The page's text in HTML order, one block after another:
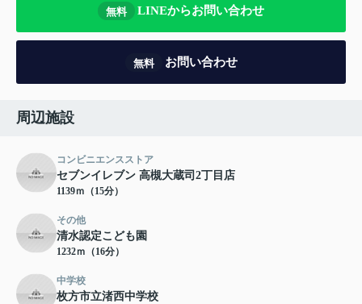
無料 LINEからお問い合わせ
無料 お問い合わせ
周辺施設
コンビニエンスストア
セブンイレブン 高槻大蔵司2丁目店
1139ｍ（15分）
その他
清水認定こども園
1232ｍ（16分）
中学校
枚方市立渚西中学校